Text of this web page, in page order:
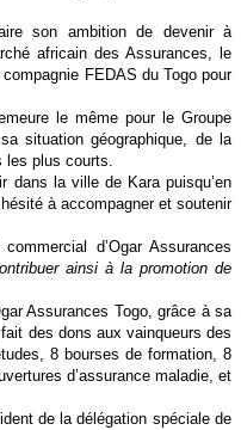
son ambition de devenir à
africain des Assurances, le
FEDAS du Togo pour
le même pour le Groupe
situation géographique, de la
les plus courts.
dans la ville de Kara puisqu’en
à accompagner et soutenir
d’Ogar Assurances
ainsi à la promotion de
Assurances Togo, grâce à sa
des dons aux vainqueurs des
8 bourses de formation, 8
d’assurance maladie, et
de la délégation spéciale de